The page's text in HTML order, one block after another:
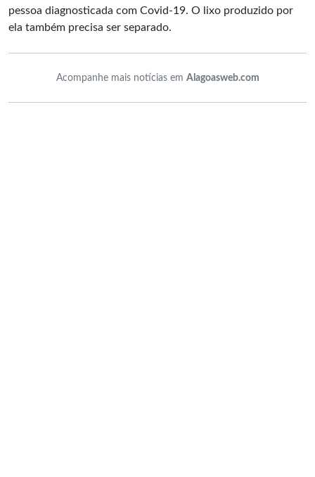
pessoa diagnosticada com Covid-19. O lixo produzido por
ela também precisa ser separado.
Acompanhe mais notícias em Alagoasweb.com